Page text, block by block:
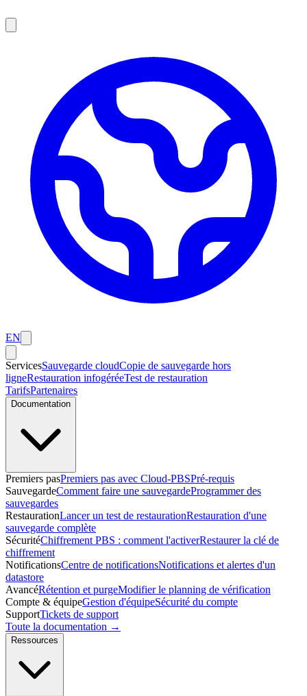
EN
ServicesSauvegarde cloudCopie de sauvegarde hors
ligneRestauration infogéréeTest de restauration
TarifsPartenaires
Documentation
Premiers pasPremiers pas avec Cloud-PBSPré-requis
SauvegardeComment faire une sauvegardeProgrammer des
sauvegardes
RestaurationLancer un test de restaurationRestauration d'une
sauvegarde complète
SécuritéChiffrement PBS : comment l'activerRestaurer la clé de
chiffrement
NotificationsCentre de notificationsNotifications et alertes d'un
datastore
AvancéRétention et purgeModifier le planning de vérification
Compte & équipeGestion d'équipeSécurité du compte
SupportTickets de support
Toute la documentation →
Ressources